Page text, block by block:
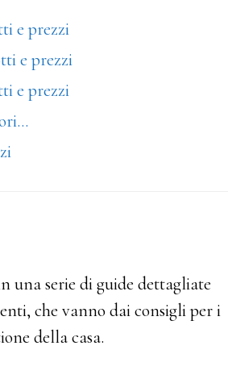
e prezzi
e prezzi
e prezzi
una serie di guide dettagliate
che vanno dai consigli per i
della casa.